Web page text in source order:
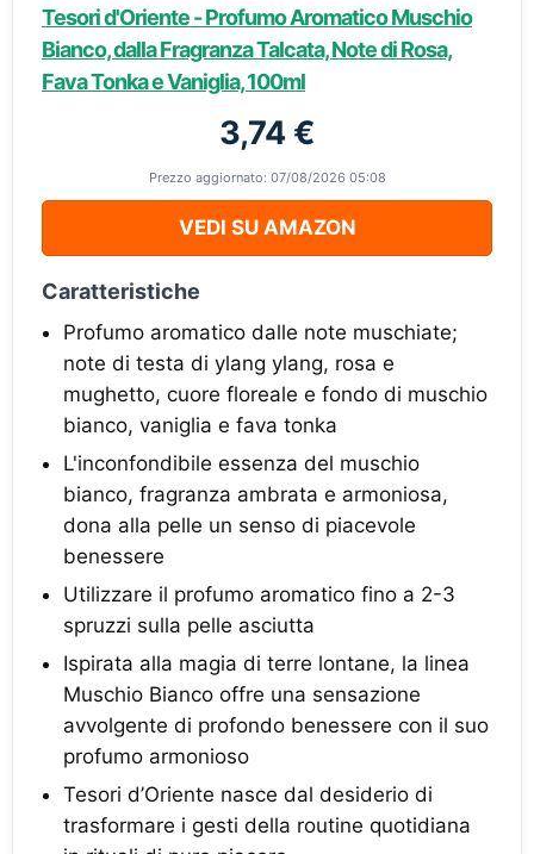
Tesori d'Oriente - Profumo Aromatico Muschio
Bianco, dalla Fragranza Talcata, Note di Rosa,
Fava Tonka e Vaniglia, 100ml
3,74 €
Prezzo aggiornato: 07/08/2026 05:08
VEDI SU AMAZON
Caratteristiche
Profumo aromatico dalle note muschiate;
note di testa di ylang ylang, rosa e
mughetto, cuore floreale e fondo di muschio
bianco, vaniglia e fava tonka
L'inconfondibile essenza del muschio
bianco, fragranza ambrata e armoniosa,
dona alla pelle un senso di piacevole
benessere
Utilizzare il profumo aromatico fino a 2-3
spruzzi sulla pelle asciutta
Ispirata alla magia di terre lontane, la linea
Muschio Bianco offre una sensazione
avvolgente di profondo benessere con il suo
profumo armonioso
Tesori d’Oriente nasce dal desiderio di
trasformare i gesti della routine quotidiana